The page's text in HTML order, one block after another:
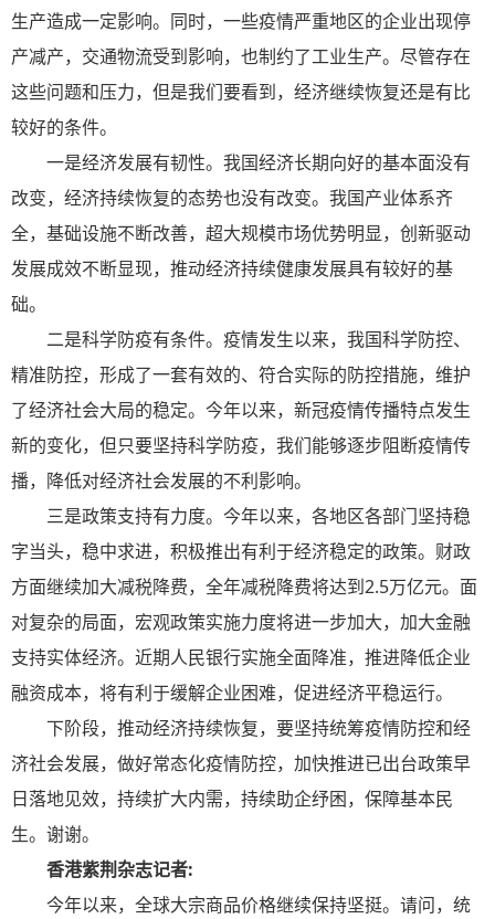
生产造成一定影响。同时，一些疫情严重地区的企业出现停
产减产，交通物流受到影响，也制约了工业生产。尽管存在
这些问题和压力，但是我们要看到，经济继续恢复还是有比
较好的条件。
一是经济发展有韧性。我国经济长期向好的基本面没有
改变，经济持续恢复的态势也没有改变。我国产业体系齐
全，基础设施不断改善，超大规模市场优势明显，创新驱动
发展成效不断显现，推动经济持续健康发展具有较好的基
础。
二是科学防疫有条件。疫情发生以来，我国科学防控、
精准防控，形成了一套有效的、符合实际的防控措施，维护
了经济社会大局的稳定。今年以来，新冠疫情传播特点发生
新的变化，但只要坚持科学防疫，我们能够逐步阻断疫情传
播，降低对经济社会发展的不利影响。
三是政策支持有力度。今年以来，各地区各部门坚持稳
字当头，稳中求进，积极推出有利于经济稳定的政策。财政
方面继续加大减税降费，全年减税降费将达到2.5万亿元。面
对复杂的局面，宏观政策实施力度将进一步加大，加大金融
支持实体经济。近期人民银行实施全面降准，推进降低企业
融资成本，将有利于缓解企业困难，促进经济平稳运行。
下阶段，推动经济持续恢复，要坚持统筹疫情防控和经
济社会发展，做好常态化疫情防控，加快推进已出台政策早
日落地见效，持续扩大内需，持续助企纾困，保障基本民
生。谢谢。
香港紫荆杂志记者:
今年以来，全球大宗商品价格继续保持坚挺。请问，统